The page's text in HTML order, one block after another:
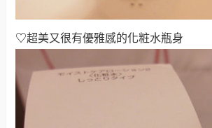
♡超美又很有優雅感的化粧水瓶身